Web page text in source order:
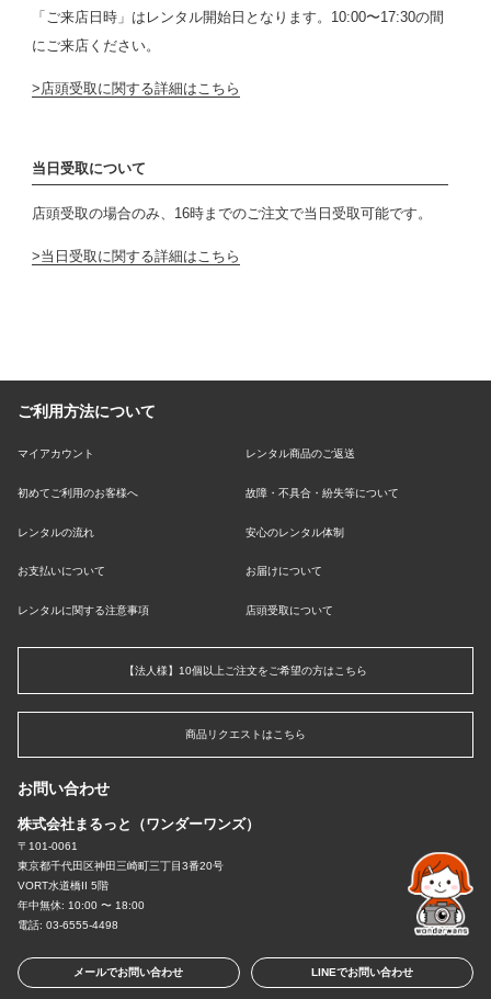
「ご来店日時」はレンタル開始日となります。10:00〜17:30の間
にご来店ください。
店頭受取に関する詳細はこちら
当日受取について
店頭受取の場合のみ、16時までのご注文で当日受取可能です。
当日受取に関する詳細はこちら
ご利用方法について
マイアカウント レンタル商品のご返送
初めてご利用のお客様へ 故障・不具合・紛失等について
レンタルの流れ 安心のレンタル体制
お支払いについて お届けについて
レンタルに関する注意事項 店頭受取について
【法人様】10個以上ご注文をご希望の方はこちら
商品リクエストはこちら
お問い合わせ
株式会社まるっと（ワンダーワンズ）
〒101-0061
東京都千代田区神田三崎町三丁目3番20号
VORT水道橋II 5階
年中無休: 10:00 〜 18:00
電話: 03-6555-4498
メールでお問い合わせ LINEでお問い合わせ